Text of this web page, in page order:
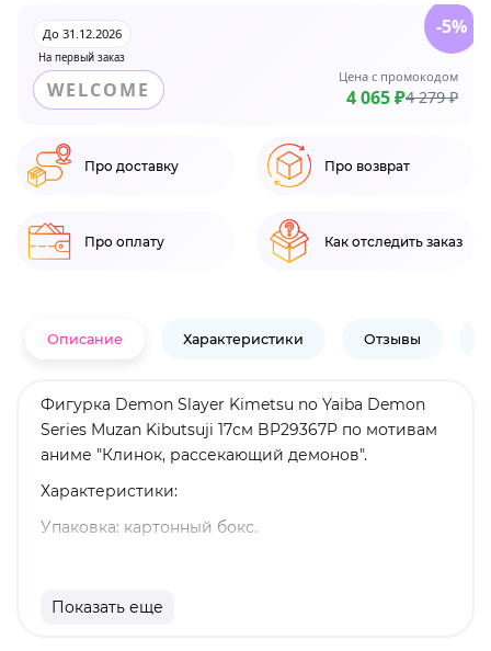
На первый заказ
До 31.12.2026
WELCOME
Цена с промокодом
4 065 ₽4 279 ₽
-5%
Про доставку Про возврат
Про оплату Как отследить заказ
Описание Характеристики Отзывы
Фигурка Demon Slayer Kimetsu no Yaiba Demon
Series Muzan Kibutsuji 17см BP29367P по мотивам
аниме "Клинок, рассекающий демонов".
Характеристики:
Упаковка: картонный бокс.
Высота: 17 см.
Показать еще